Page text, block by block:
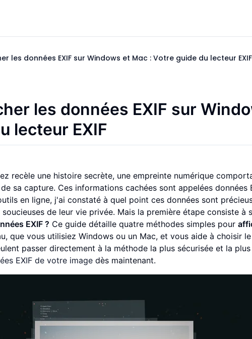
les données EXIF sur Windows et Mac : Votre guide du lecteur EXIF
les données EXIF sur
lecteur EXIF
recèle une histoire secrète, une empreinte numérique
sa capture. Ces informations cachées sont appelées données
en ligne, j'ai constaté à quel point ces données sont
de leur vie privée. Mais la première étape consiste à
EXIF ? Ce guide détaille quatre méthodes simples pour
que vous utilisiez Windows ou un Mac, et vous aide à choisir
passer directement à la méthode la plus sécurisée et la
EXIF de votre image dès maintenant.